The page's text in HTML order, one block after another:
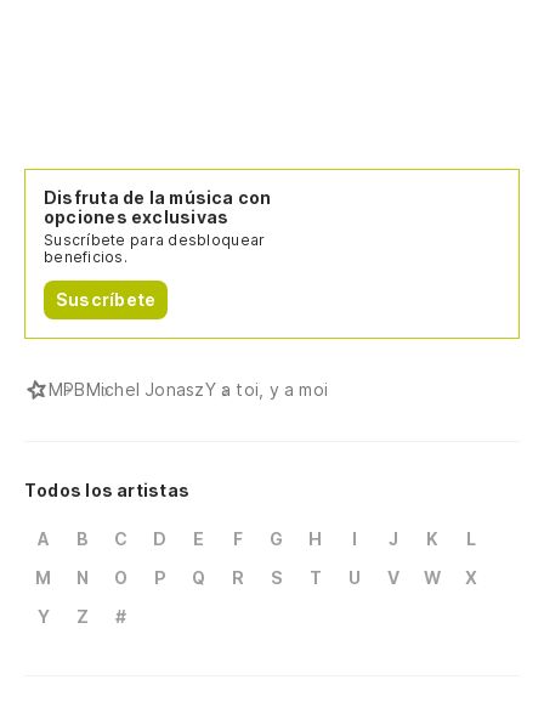
Disfruta de la música con
opciones exclusivas
Suscríbete para desbloquear
beneficios.
Suscríbete
MPBMichel JonaszY a toi, y a moi
Todos los artistas
A B C D E F G H I J K
L
M
N O P Q R S T U V W
X
Y
Z #